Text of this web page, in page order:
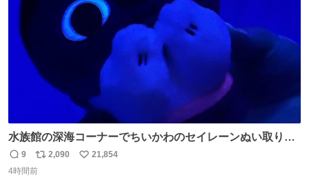
水族館の深海コーナーでちいかわのセイレーンぬい取り出
したら目光っててビビりました #ちいかわ
返
信
9
リ
ポ
2,090
い
21,854
4時間前